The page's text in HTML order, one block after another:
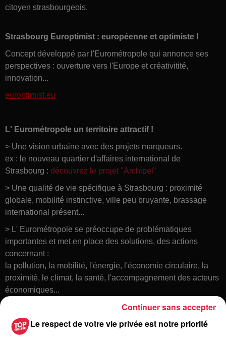
citoyen strasbourgeois.
Strasbourg Europtimist : européenne et optimiste !
Concept développé par l'Eurométropole qui annonce ses
perspectives : ouverture vers l'Europe et créativitité,
innovation...
europtimist.eu
L' Eurométropole un territoire attractif !
> Une vision urbaine avec des projets marqueurs.
ex : le nouveau quartier d'affaires international de
Strasbourg : découvrez le projet "Archipel"
> Une qualité de vie spécifique à Strasbourg : proximité
globale, mobilité instinctive, ville peu bruyante, brassage
international présent...
> L' Eurométropole se préoccupe de problématiques
importantes et met en place des solutions, des actions
concernant :
la pollution, la mobilité, l'énergie, l'économie circulaire, la
proximité, le climat, la santé, l'accompagnement des acteurs
économiques...
L'info en plus !
Le respect de votre vie privée est notre priorité
Continuer sans accepter